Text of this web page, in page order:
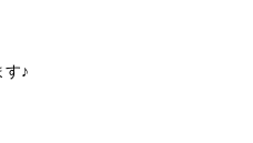
す♪